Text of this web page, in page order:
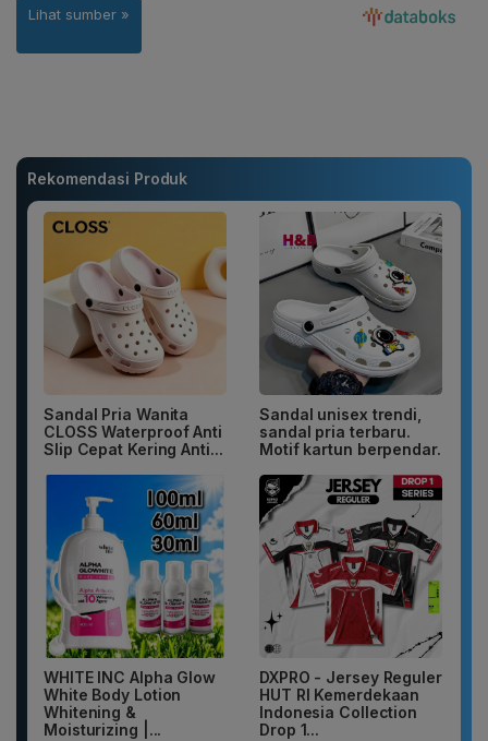
Rekomendasi Produk
Sandal Pria Wanita
CLOSS Waterproof Anti
Slip Cepat Kering Anti...
Sandal unisex trendi,
sandal pria terbaru.
Motif kartun berpendar.
WHITE INC Alpha Glow
White Body Lotion
Whitening &
Moisturizing |...
DXPRO - Jersey Reguler
HUT RI Kemerdekaan
Indonesia Collection
Drop 1...